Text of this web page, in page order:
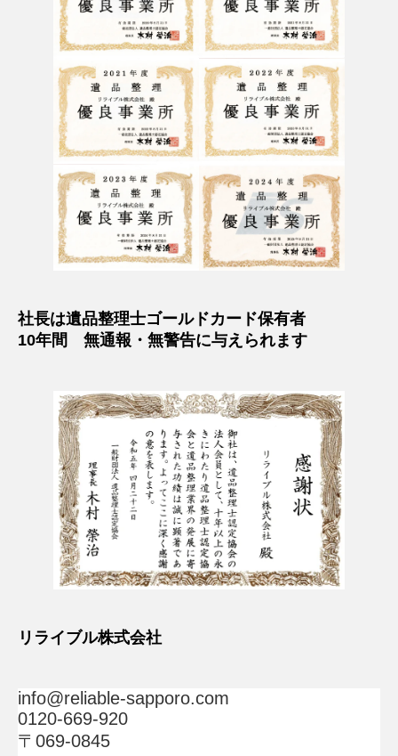
社長は遺品整理士ゴールドカード保有者
10年間 無通報・無警告に与えられます
リライブル株式会社
info@reliable-sapporo.com
0120-669-920
〒069-0845